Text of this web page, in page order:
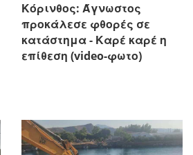
Κόρινθος: Άγνωστος
προκάλεσε φθορές σε
κατάστημα - Καρέ καρέ η
επίθεση (video-φωτο)